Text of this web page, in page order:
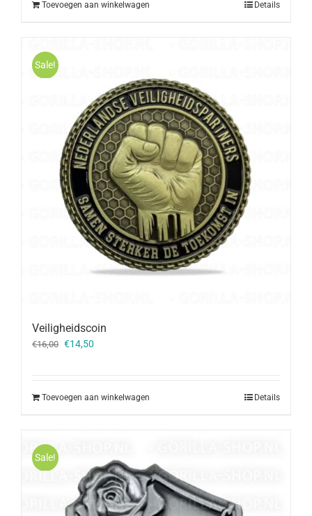
Toevoegen aan winkelwagen Details
Sale!
Veiligheidscoin
€16,00 Oorspronkelijke
€14,50
Toevoegen aan winkelwagen Details
Sale!